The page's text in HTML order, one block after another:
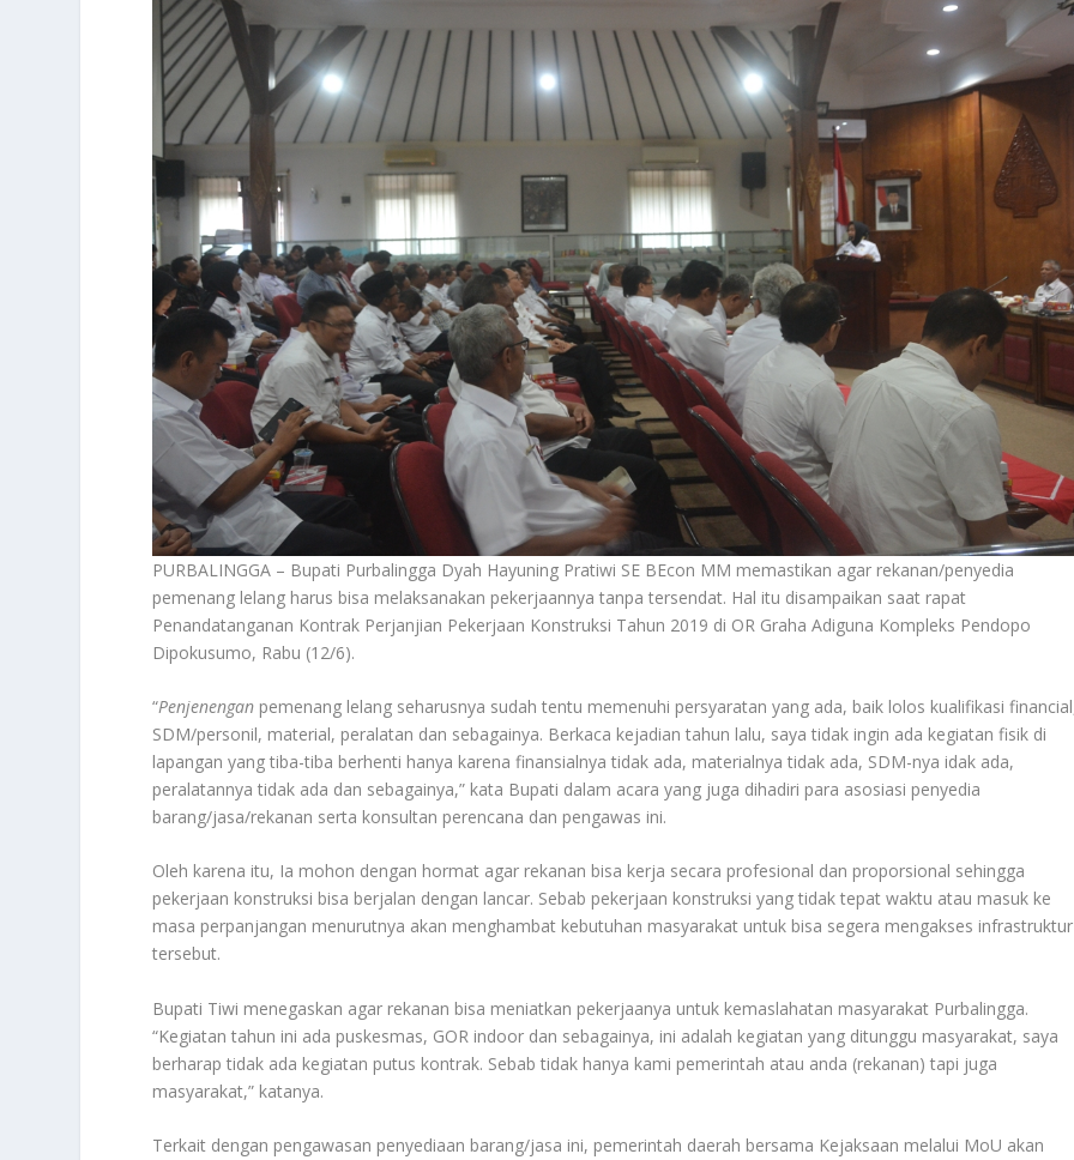
PURBALINGGA – Bupati Purbalingga Dyah Hayuning Pratiwi SE BEcon MM memastikan agar rekanan/penyedia
pemenang lelang harus bisa melaksanakan pekerjaannya tanpa tersendat. Hal itu disampaikan saat rapat
Penandatanganan Kontrak Perjanjian Pekerjaan Konstruksi Tahun 2019 di OR Graha Adiguna Kompleks Pendopo
Dipokusumo, Rabu (12/6).
“Penjenengan pemenang lelang seharusnya sudah tentu memenuhi persyaratan yang ada, baik lolos kualifikasi
SDM/personil, material, peralatan dan sebagainya. Berkaca kejadian tahun lalu, saya tidak ingin ada kegiatan fisik di
lapangan yang tiba-tiba berhenti hanya karena finansialnya tidak ada, materialnya tidak ada, SDM-nya idak ada,
peralatannya tidak ada dan sebagainya,” kata Bupati dalam acara yang juga dihadiri para asosiasi penyedia
barang/jasa/rekanan serta konsultan perencana dan pengawas ini.
Oleh karena itu, Ia mohon dengan hormat agar rekanan bisa kerja secara profesional dan proporsional sehingga
pekerjaan konstruksi bisa berjalan dengan lancar. Sebab pekerjaan konstruksi yang tidak tepat waktu atau masuk ke
masa perpanjangan menurutnya akan menghambat kebutuhan masyarakat untuk bisa segera mengakses infrastruktur
tersebut.
Bupati Tiwi menegaskan agar rekanan bisa meniatkan pekerjaanya untuk kemaslahatan masyarakat Purbalingga.
“Kegiatan tahun ini ada puskesmas, GOR indoor dan sebagainya, ini adalah kegiatan yang ditunggu masyarakat, saya
berharap tidak ada kegiatan putus kontrak. Sebab tidak hanya kami pemerintah atau anda (rekanan) tapi juga
masyarakat,” katanya.
Terkait dengan pengawasan penyediaan barang/jasa ini, pemerintah daerah bersama Kejaksaan melalui MoU akan